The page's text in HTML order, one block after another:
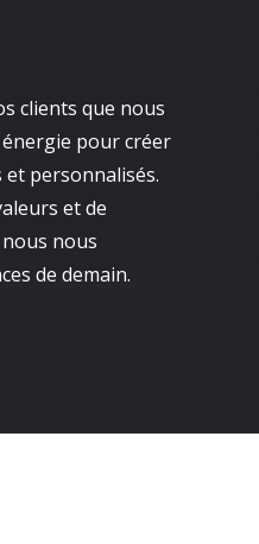
clients que nous
pour créer
personnalisés.
et de
nous nous
de demain.